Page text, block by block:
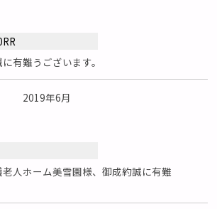
有難うございます。
2019年6月
人ホーム美雪園様、御成約誠に有難